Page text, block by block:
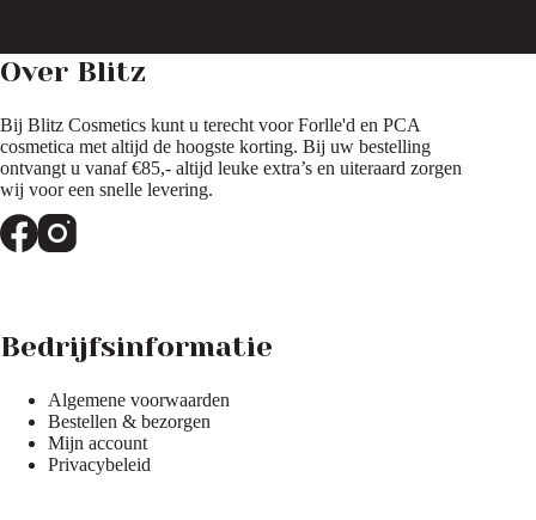
Over Blitz
Bij Blitz Cosmetics kunt u terecht voor Forlle'd en PCA
cosmetica met altijd de hoogste korting. Bij uw bestelling
ontvangt u vanaf €85,- altijd leuke extra’s en uiteraard zorgen
wij voor een snelle levering.
Bedrijfsinformatie
Algemene voorwaarden
Bestellen & bezorgen
Mijn account
Privacybeleid